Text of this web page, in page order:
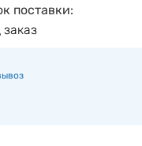
поставки:
заказ